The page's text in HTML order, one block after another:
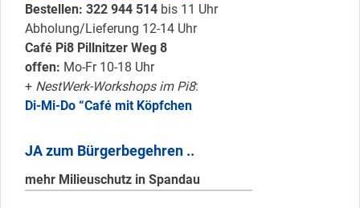
Bestellen: 322 944 514 bis 11 Uhr
Abholung/Lieferung 12-14 Uhr
Café Pi8 Pillnitzer Weg 8
offen: Mo-Fr 10-18 Uhr
+ NestWerk-Workshops im Pi8:
Di-Mi-Do “Café mit Köpfchen
JA zum Bürgerbegehren ..
mehr Milieuschutz in Spandau